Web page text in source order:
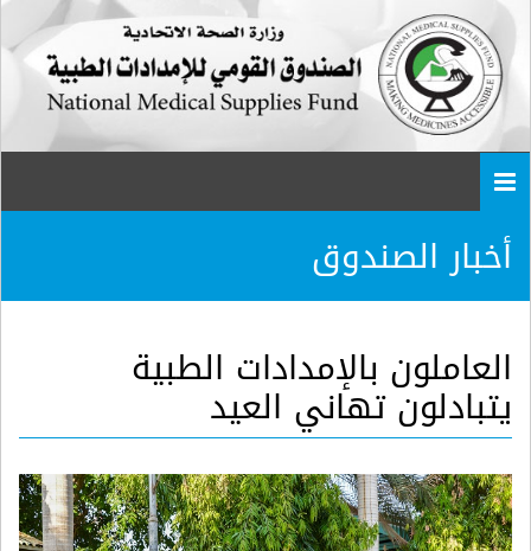
أخبار الصندوق
العاملون بالإمدادات الطبية
يتبادلون تهاني العيد